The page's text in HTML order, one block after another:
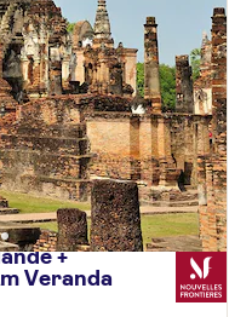
+
Veranda